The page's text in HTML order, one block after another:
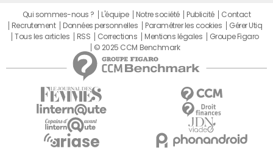
Qui sommes-nous ? L'équipe Notre société Publicité
Contact
Recrutement
Données personnelles Paramétrer les cookies
Gérer Utiq
Tous les articles
RSS Corrections Mentions légales
Groupe Figaro
© 2025 CCM Benchmark